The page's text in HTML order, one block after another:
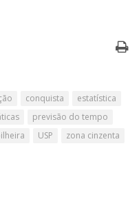
conquista
estatística
previsão do tempo
USP zona cinzenta